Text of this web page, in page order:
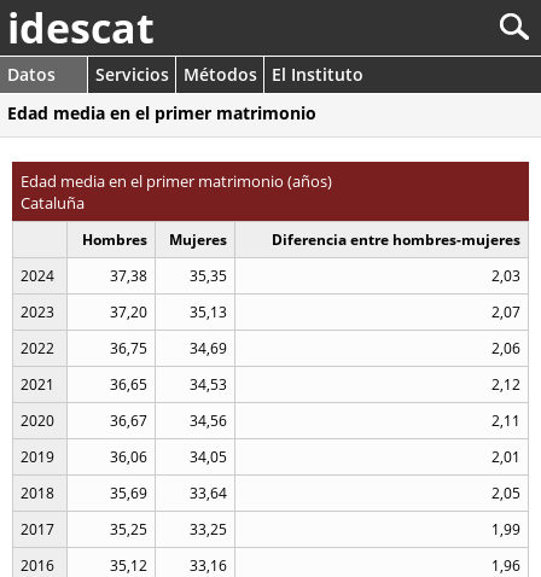
idescat
Datos Servicios Métodos
El Instituto
Edad media en el primer matrimonio
Edad media en el primer matrimonio (años)
Cataluña
Hombres Mujeres
Diferencia entre hombres-mujeres
2024
37,38 35,35
2,03
2023
37,20 35,13
2,07
2022
36,75 34,69
2,06
2021
36,65 34,53
2,12
2020
36,67 34,56
2,11
2019
36,06 34,05
2,01
2018
35,69 33,64
2,05
2017
35,25 33,25
1,99
2016
35,12 33,16
1,96